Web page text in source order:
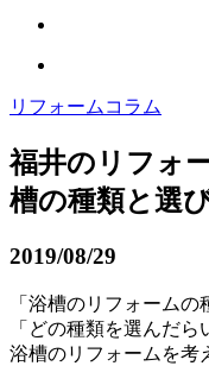
リフォームコラム
福井のリフォ
槽の種類と選
2019/08/29
「浴槽のリフォーム
「どの種類を選んだら
浴槽のリフォームを考